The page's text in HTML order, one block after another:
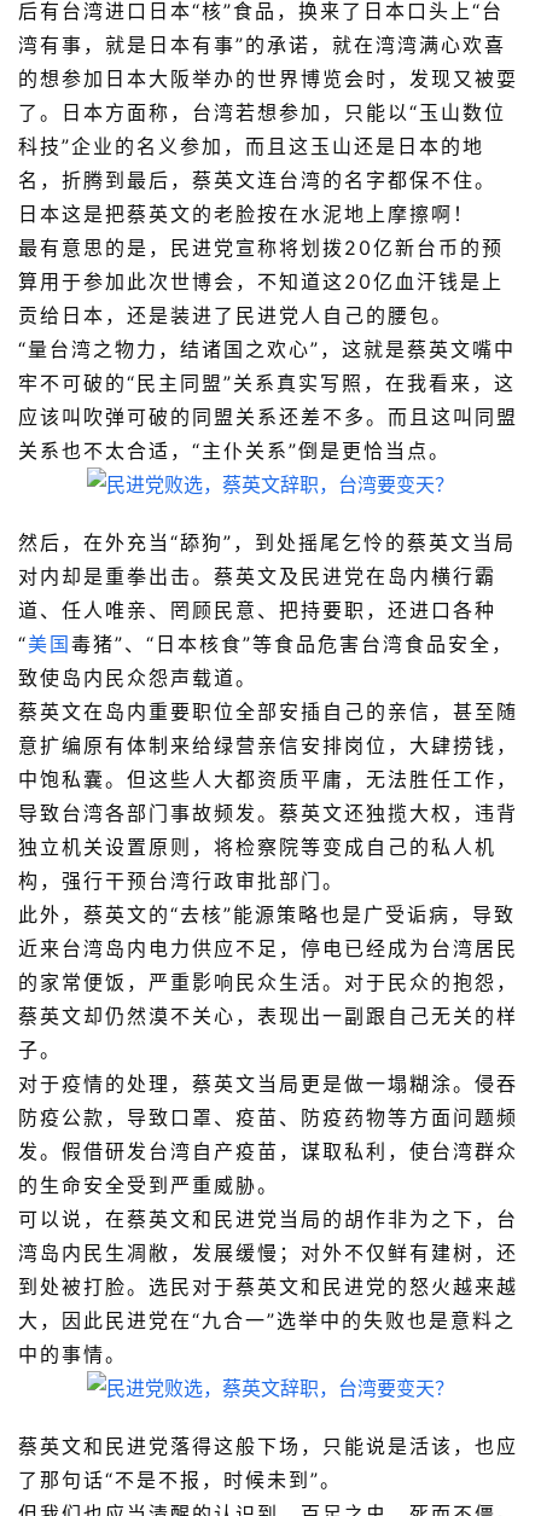
后有台湾进口日本“核”食品，换来了日本口头上“台
湾有事，就是日本有事”的承诺，就在湾湾满心欢喜
的想参加日本大阪举办的世界博览会时，发现又被耍
了。日本方面称，台湾若想参加，只能以“玉山数位
科技”企业的名义参加，而且这玉山还是日本的地
名，折腾到最后，蔡英文连台湾的名字都保不住。
日本这是把蔡英文的老脸按在水泥地上摩擦啊！
最有意思的是，民进党宣称将划拨20亿新台币的预
算用于参加此次世博会，不知道这20亿血汗钱是上
贡给日本，还是装进了民进党人自己的腰包。
“量台湾之物力，结诸国之欢心”，这就是蔡英文嘴中
牢不可破的“民主同盟”关系真实写照，在我看来，这
应该叫吹弹可破的同盟关系还差不多。而且这叫同盟
关系也不太合适，“主仆关系”倒是更恰当点。
然后，在外充当“舔狗”，到处摇尾乞怜的蔡英文当局
对内却是重拳出击。蔡英文及民进党在岛内横行霸
道、任人唯亲、罔顾民意、把持要职，还进口各种
“美国 毒猪”、“日本核食”等食品危害台湾食品安全，
致使岛内民众怨声载道。
蔡英文在岛内重要职位全部安插自己的亲信，甚至随
意扩编原有体制来给绿营亲信安排岗位，大肆捞钱，
中饱私囊。但这些人大都资质平庸，无法胜任工作，
导致台湾各部门事故频发。蔡英文还独揽大权，违背
独立机关设置原则，将检察院等变成自己的私人机
构，强行干预台湾行政审批部门。
此外，蔡英文的“去核”能源策略也是广受诟病，导致
近来台湾岛内电力供应不足，停电已经成为台湾居民
的家常便饭，严重影响民众生活。对于民众的抱怨，
蔡英文却仍然漠不关心，表现出一副跟自己无关的样
子。
对于疫情的处理，蔡英文当局更是做一塌糊涂。侵吞
防疫公款，导致口罩、疫苗、防疫药物等方面问题频
发。假借研发台湾自产疫苗，谋取私利，使台湾群众
的生命安全受到严重威胁。
可以说，在蔡英文和民进党当局的胡作非为之下，台
湾岛内民生凋敝，发展缓慢；对外不仅鲜有建树，还
到处被打脸。选民对于蔡英文和民进党的怒火越来越
大，因此民进党在“九合一”选举中的失败也是意料之
中的事情。
蔡英文和民进党落得这般下场，只能说是活该，也应
了那句话“不是不报，时候未到”。